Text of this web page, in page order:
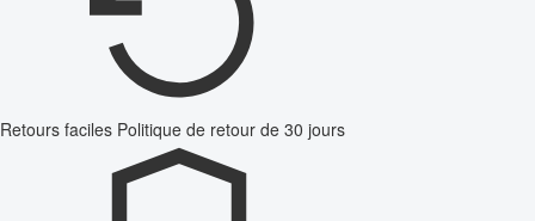
Retours faciles Politique de retour de 30 jours